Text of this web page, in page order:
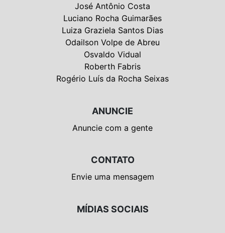
José Antônio Costa
Luciano Rocha Guimarães
Luiza Graziela Santos Dias
Odailson Volpe de Abreu
Osvaldo Vidual
Roberth Fabris
Rogério Luís da Rocha Seixas
ANUNCIE
Anuncie com a gente
CONTATO
Envie uma mensagem
MÍDIAS SOCIAIS